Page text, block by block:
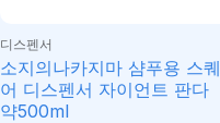
디스펜서
소지의나카지마 샴푸용 스퀘
어 디스펜서 자이언트 판다
약500ml